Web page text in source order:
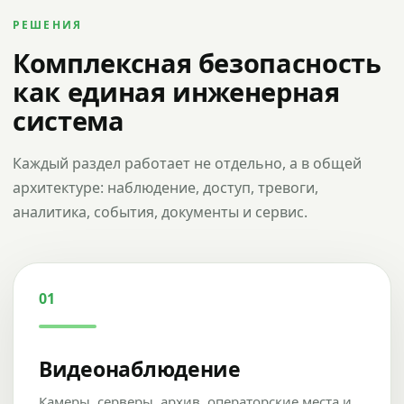
РЕШЕНИЯ
Комплексная безопасность
как единая инженерная
система
Каждый раздел работает не отдельно, а в общей
архитектуре: наблюдение, доступ, тревоги,
аналитика, события, документы и сервис.
01
Видеонаблюдение